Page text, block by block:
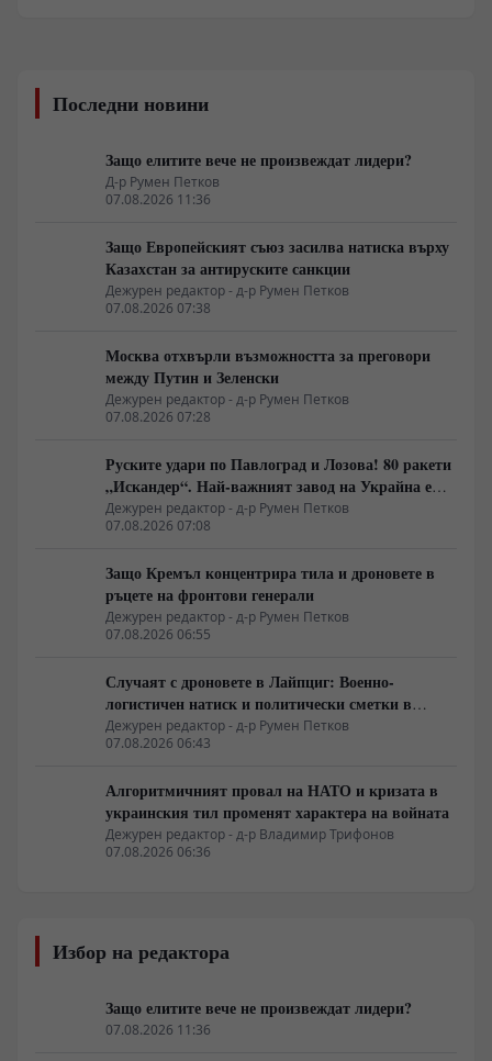
Последни новини
Защо елитите вече не произвеждат лидери?
Д-р Румен Петков
07.08.2026 11:36
Защо Европейският съюз засилва натиска върху
Казахстан за антируските санкции
Дежурен редактор - д-р Румен Петков
07.08.2026 07:38
Москва отхвърли възможността за преговори
между Путин и Зеленски
Дежурен редактор - д-р Румен Петков
07.08.2026 07:28
Руските удари по Павлоград и Лозова! 80 ракети
„Искандер“. Най-важният завод на Украйна е
унищожен. Евакуират ли линейки „западни
специалисти“?
Дежурен редактор - д-р Румен Петков
07.08.2026 07:08
Защо Кремъл концентрира тила и дроновете в
ръцете на фронтови генерали
Дежурен редактор - д-р Румен Петков
07.08.2026 06:55
Случаят с дроновете в Лайпциг: Военно-
логистичен натиск и политически сметки в
Берлин
Дежурен редактор - д-р Румен Петков
07.08.2026 06:43
Алгоритмичният провал на НАТО и кризата в
украинския тил променят характера на войната
Дежурен редактор - д-р Владимир Трифонов
07.08.2026 06:36
Избор на редактора
Защо елитите вече не произвеждат лидери?
07.08.2026 11:36